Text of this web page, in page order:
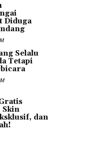
Diduga
Selalu
Tetapi
dan